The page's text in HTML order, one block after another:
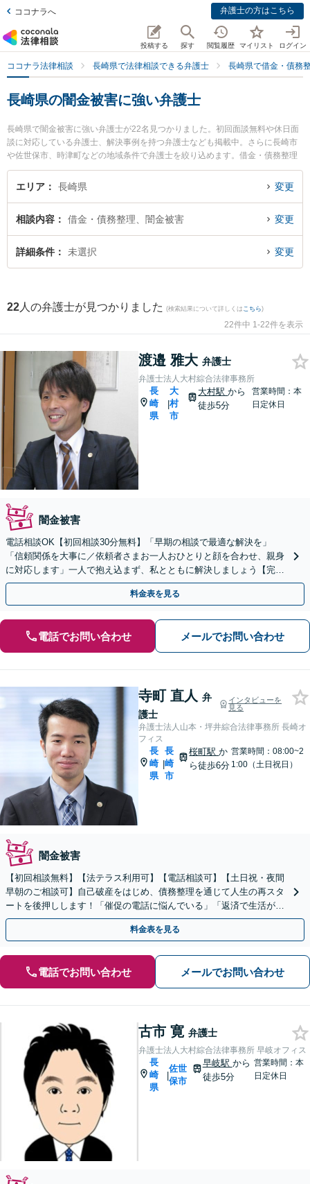
ココナラへ 弁護士の方はこちら
投稿する 探す 閲覧履歴 マイリスト ログイン
ココナラ法律相談 長崎県で法律相談できる弁護士 長崎県で借金・債務
長崎県の闇金被害に強い弁護士
長崎県で闇金被害に強い弁護士が22名見つかりました。初回面談無料や休日面
談に対応している弁護士、解決事例を持つ弁護士なども掲載中。さらに長崎市
や佐世保市、時津町などの地域条件で弁護士を絞り込めます。借金・債務整理
に関係する消費者金融の債務整理やクレジット会社の債務整理、リボ払いの債
務整理等の細かな分野での絞り込み検索もでき便利です。特に弁護士法人大村
市 寛弁護士のプロフィール情報や弁護士費用、強みなどが注目されています。
『長崎県で土日や夜間に発生した闇金被害のトラブルを今すぐに弁護士に相談
したい』『闇金被害のトラブル解決の実績豊富な近くの弁護士を検索したい』
エリア 長崎県 変更
相談内容 借金・債務整理、闇金被害 変更
詳細条件 未選択 変更
22 人の弁護士が見つかりました (検索結果について詳しくは こちら)
22件中 1-22件を表示
渡邉 雅大 弁護士
弁護士法人大村綜合法律事務所
長
崎
県
|
大
村
市
大村駅から
徒歩5分
営業時間：本
日定休日
闇金被害
電話相談OK【初回相談30分無料】「早期の相談で最適な解決を」
「信頼関係を大事に／依頼者さまお一人おひとりと顔を合わせ、親身
に対応します」一人で抱え込まず、私とともに解決しましょう【完全
個室対応】
料金表を見る
電話でお問い合わせ メールでお問い合わせ
寺町 直人 弁
護士
インタビューを
見る
弁護士法人山本・坪井綜合法律事務所 長崎オ
フィス
長
崎
県
|
長
崎
市
桜町駅か
ら徒歩6分
営業時間：08:00~2
1:00（土日祝日）
闇金被害
【初回相談無料】【法テラス利用可】【電話相談可】【土日祝・夜間
早朝のご相談可】自己破産をはじめ、債務整理を通じて人生の再スタ
ートを後押しします！「催促の電話に悩んでいる」「返済で生活が苦
しい」等、借金でお困りの方を全力でサポートします。
料金表を見る
電話でお問い合わせ メールでお問い合わせ
古市 寛 弁護士
弁護士法人大村綜合法律事務所 早岐オフィス
長
崎
県
|
佐世
保市
早岐駅 から
徒歩5分
営業時間：本
日定休日